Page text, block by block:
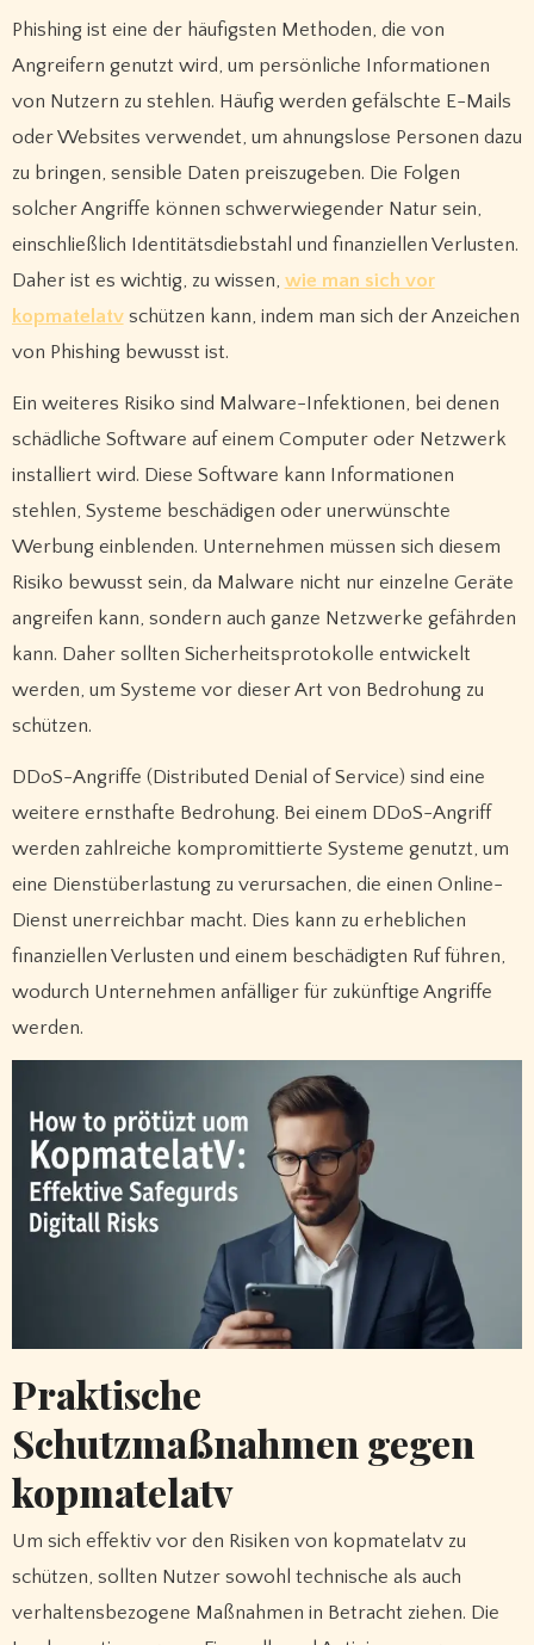
Phishing ist eine der häufigsten Methoden, die von
Angreifern genutzt wird, um persönliche Informationen
von Nutzern zu stehlen. Häufig werden gefälschte E-Mails
oder Websites verwendet, um ahnungslose Personen dazu
zu bringen, sensible Daten preiszugeben. Die Folgen
solcher Angriffe können schwerwiegender Natur sein,
einschließlich Identitätsdiebstahl und finanziellen Verlusten.
Daher ist es wichtig, zu wissen, wie man sich vor
kopmatelatvschützen kann, indem man sich der Anzeichen
von Phishing bewusst ist.
Ein weiteres Risiko sind Malware-Infektionen, bei denen
schädliche Software auf einem Computer oder Netzwerk
installiert wird. Diese Software kann Informationen
stehlen, Systeme beschädigen oder unerwünschte
Werbung einblenden. Unternehmen müssen sich diesem
Risiko bewusst sein, da Malware nicht nur einzelne Geräte
angreifen kann, sondern auch ganze Netzwerke gefährden
kann. Daher sollten Sicherheitsprotokolle entwickelt
werden, um Systeme vor dieser Art von Bedrohung zu
schützen.
DDoS-Angriffe (Distributed Denial of Service) sind eine
weitere ernsthafte Bedrohung. Bei einem DDoS-Angriff
werden zahlreiche kompromittierte Systeme genutzt, um
eine Dienstüberlastung zu verursachen, die einen Online-
Dienst unerreichbar macht. Dies kann zu erheblichen
finanziellen Verlusten und einem beschädigten Ruf führen,
wodurch Unternehmen anfälliger für zukünftige Angriffe
werden.
Praktische
Schutzmaßnahmen gegen
kopmatelatv
Um sich effektiv vor den Risiken von kopmatelatv zu
schützen, sollten Nutzer sowohl technische als auch
verhaltensbezogene Maßnahmen in Betracht ziehen. Die